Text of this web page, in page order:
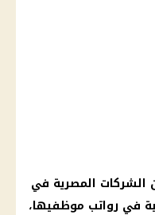
الشركات المصرية في
في رواتب موظفيها،